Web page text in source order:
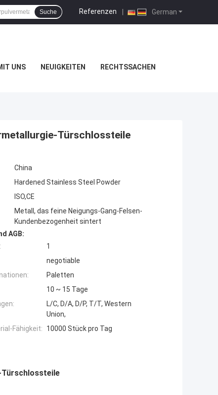
German
Referenzen |
Suche
UNS NEUIGKEITEN RECHTSSACHEN
Türschlossteile
China
Hardened Stainless Steel Powder
ISO,CE
Metall, das feine Neigungs-Gang-Felsen-
Kundenbezogenheit sintert
AGB:
1
negotiable
Paletten
10 ~ 15 Tage
L/C, D/A, D/P, T/T, Western
Union,
Fähigkeit:
10000 Stück pro Tag